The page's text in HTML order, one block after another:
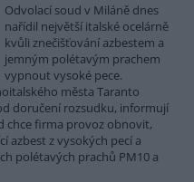
Odvolací soud v Miláně dnes
nařídil největší italské ocelárně
kvůli znečišťování azbestem a
jemným polétavým prachem
vypnout vysoké pece.
města Taranto
doručení rozsudku, informují
chce firma provoz obnovit,
azbest z vysokých pecí a
polétavých prachů PM10 a